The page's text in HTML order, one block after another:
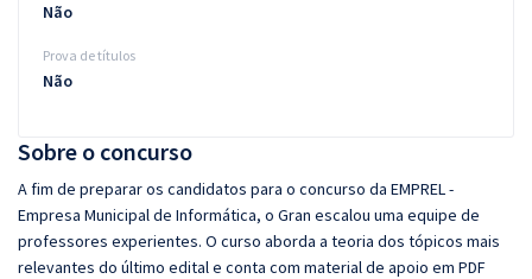
Sobre o concurso
A fim de preparar os candidatos para o concurso da EMPREL -
Empresa Municipal de Informática, o Gran escalou uma equipe de
professores experientes. O curso aborda a teoria dos tópicos mais
relevantes do último edital e conta com material de apoio em PDF
Não
Prova de títulos
Não